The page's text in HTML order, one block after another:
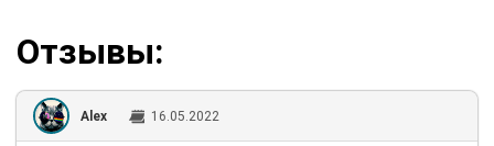
Отзывы:
Alex 16.05.2022